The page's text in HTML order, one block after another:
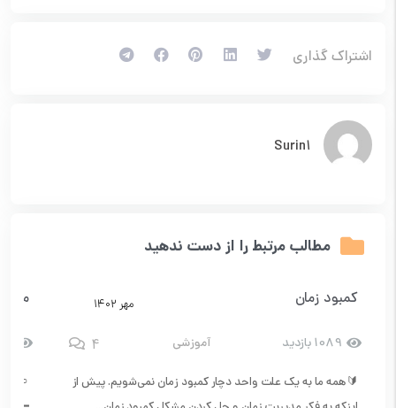
اشتراک گذاری
Surin1
مطالب مرتبط را از دست ندهید
مهر ۱۴۰۲ کمبود زمان
1089 بازدید آموزشی 4
🔰همه ما به یک علت واحد دچار کمبود زمان نمی‌شویم. پیش از
⸦